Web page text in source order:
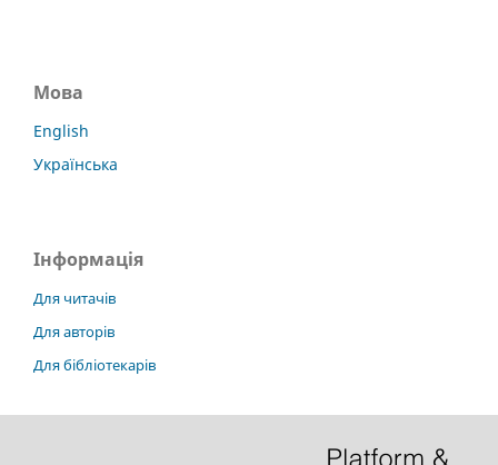
Мова
English
Українська
Інформація
Для читачів
Для авторів
Для бібліотекарів